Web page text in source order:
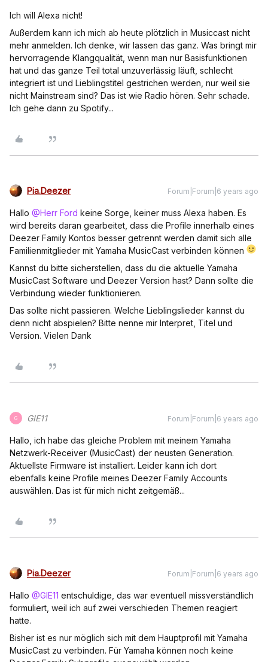
Ich will Alexa nicht!
Außerdem kann ich mich ab heute plötzlich in Musiccast nicht
mehr anmelden. Ich denke, wir lassen das ganz. Was bringt mir
hervorragende Klangqualität, wenn man nur Basisfunktionen
hat und das ganze Teil total unzuverlässig läuft, schlecht
integriert ist und Lieblingstitel gestrichen werden, nur weil sie
nicht Mainstream sind? Das ist wie Radio hören. Sehr schade.
Ich gehe dann zu Spotify...
Pia.Deezer Forum|Forum|6 years ago
Hallo @Herr Ford keine Sorge, keiner muss Alexa haben. Es
wird bereits daran gearbeitet, dass die Profile innerhalb eines
Deezer Family Kontos besser getrennt werden damit sich alle
Familienmitglieder mit Yamaha MusicCast verbinden können
Kannst du bitte sicherstellen, dass du die aktuelle Yamaha
MusicCast Software und Deezer Version hast? Dann sollte die
Verbindung wieder funktionieren.
Das sollte nicht passieren. Welche Lieblingslieder kannst du
denn nicht abspielen? Bitte nenne mir Interpret, Titel und
Version. Vielen Dank
G GIE11 Forum|Forum|6 years ago
Hallo, ich habe das gleiche Problem mit meinem Yamaha
Netzwerk-Receiver (MusicCast) der neusten Generation.
Aktuellste Firmware ist installiert. Leider kann ich dort
ebenfalls keine Profile meines Deezer Family Accounts
auswählen. Das ist für mich nicht zeitgemäß...
Pia.Deezer Forum|Forum|6 years ago
Hallo @GIE11 entschuldige, das war eventuell missverständlich
formuliert, weil ich auf zwei verschieden Themen reagiert
hatte.
Bisher ist es nur möglich sich mit dem Hauptprofil mit Yamaha
MusicCast zu verbinden. Für Yamaha können noch keine